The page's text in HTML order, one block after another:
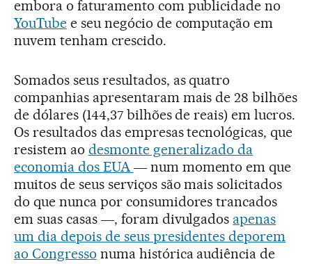
embora o faturamento com publicidade no
YouTubee seu negócio de computação em
nuvem tenham crescido.
Somados seus resultados, as quatro
companhias apresentaram mais de 28 bilhões
de dólares (144,37 bilhões de reais) em lucros.
Os resultados das empresas tecnológicas, que
resistem ao desmonte generalizado da
economia dos EUA― num momento em que
muitos de seus serviços são mais solicitados
do que nunca por consumidores trancados
em suas casas ―, foram divulgados apenas
um dia depois de seus presidentes deporem
ao Congresso numa histórica audiência de